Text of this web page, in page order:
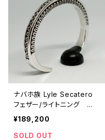
ナバホ族 Lyle Secatero
フェザー/ライトニング ヘ
ビーゲージスクエア バング
¥189,200
SOLD OUT